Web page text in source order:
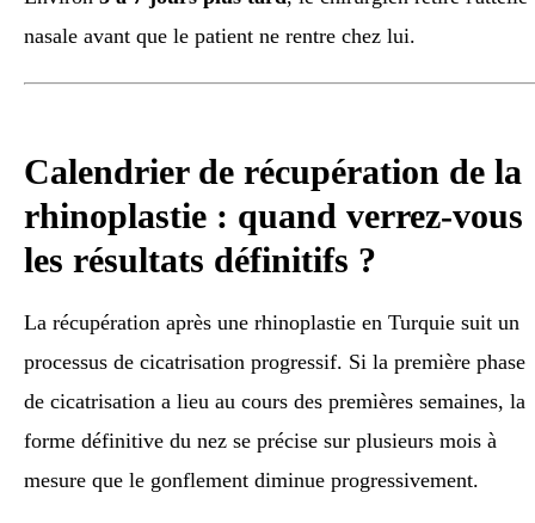
nasale avant que le patient ne rentre chez lui.
Calendrier de récupération de la
rhinoplastie : quand verrez-vous
les résultats définitifs ?
La récupération après une rhinoplastie en Turquie suit un
processus de cicatrisation progressif. Si la première phase
de cicatrisation a lieu au cours des premières semaines, la
forme définitive du nez se précise sur plusieurs mois à
mesure que le gonflement diminue progressivement.